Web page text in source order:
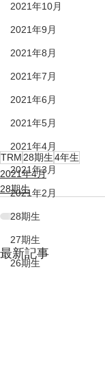
2021年10月
2021年9月
2021年8月
2021年7月
2021年6月
2021年5月
2021年4月
2021年3月
2021年2月
28期生
27期生
26期生
TRM 28期生4年生
2021年4月
28期生
最新記事